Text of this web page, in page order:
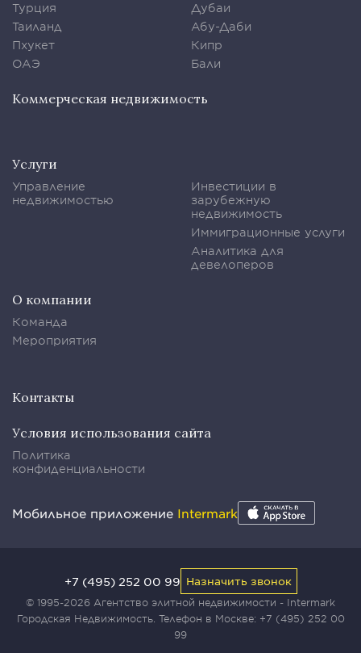
Турция
Таиланд
Пхукет
ОАЭ
Дубаи
Абу-Даби
Кипр
Бали
Коммерческая недвижимость
Услуги
Управление
недвижимостью
Инвестиции в
зарубежную
недвижимость
Иммиграционные услуги
Аналитика для
девелоперов
О компании
Команда
Мероприятия
Контакты
Условия использования сайта
Политика
конфиденциальности
Мобильное приложение Intermark
© 1995-2026 Агентство элитной недвижимости - Intermark
Городская Недвижимость. Телефон в Москве: +7 (495) 252 00
99
+7 (495) 252 00 99 Назначить звонок